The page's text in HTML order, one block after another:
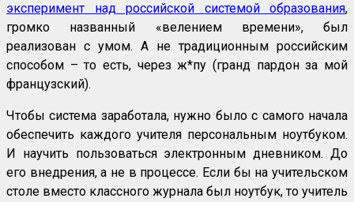
эксперимент над российской системой образования,
громко названный «велением времени», был
реализован с умом. А не традиционным российским
способом – то есть, через ж*пу (гранд пардон за мой
французский).
Чтобы система заработала, нужно было с самого начала
обеспечить каждого учителя персональным ноутбуком.
И научить пользоваться электронным дневником. До
его внедрения, а не в процессе. Если бы на учительском
столе вместо классного журнала был ноутбук, то учитель